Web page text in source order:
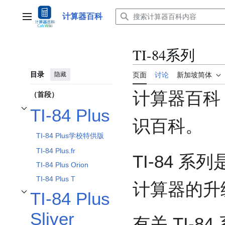
主菜单 计算器百科
目录 隐藏
（首段）
TI-84 Plus
开关TI-84 Plus子章节
TI-84 Plus学校特供版
TI-84 Plus.fr
TI-84 Plus Orion
TI-84 Plus T
TI-84 Plus
Sliver
开关TI-84 Plus Sliver Edition子章节
TI-84系列
页面 讨论 新加坡简体
计算器百
识百科。
TI-84 系列
计算器的